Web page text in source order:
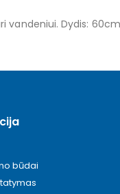
vandeniui. Dydis:
būdai